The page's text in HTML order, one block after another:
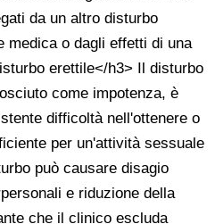
da un altro disturbo
medica o dagli effetti di una
erettile</h3> Il disturbo
come impotenza, è
difficoltà nell'ottenere o
per un'attività sessuale
può causare disagio
e riduzione della
che il clinico escluda